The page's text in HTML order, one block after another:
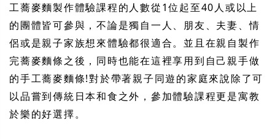
工蕎麥麵製作體驗課程的人數從1位起至40人或以上
的團體皆可參與，不論是獨自一人、朋友、夫妻、情
侶或是親子家族想來體驗都很適合。並且在親自製作
完蕎麥麵條之後，同時也能在這裡享用到自己親手做
的手工蕎麥麵條!對於帶著親子同遊的家庭來說除了可
以品嘗到傳統日本和食之外，參加體驗課程更是寓教
於樂的好選擇。